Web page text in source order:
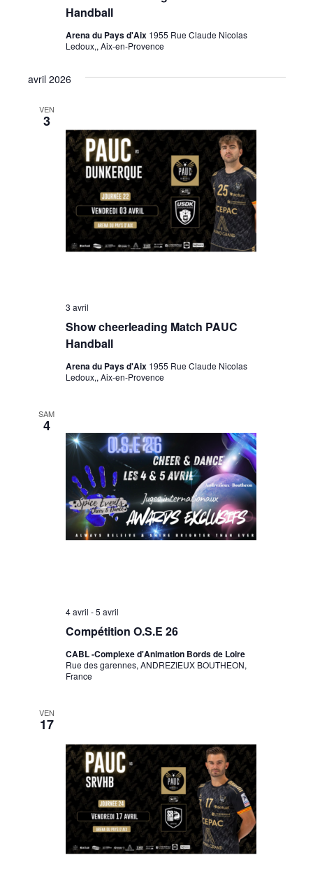
Handball
Arena du Pays d'Aix 1955 Rue Claude Nicolas
Ledoux,, Aix-en-Provence
avril 2026
VEN
3
Show cheerleading Match PAUC
Handball
3 avril
Arena du Pays d'Aix 1955 Rue Claude Nicolas
Ledoux,, Aix-en-Provence
SAM
4
Compétition O.S.E 26
4 avril -5 avril
CABL -Complexe d'Animation Bords de Loire
Rue des garennes, ANDREZIEUX BOUTHEON,
France
VEN
17